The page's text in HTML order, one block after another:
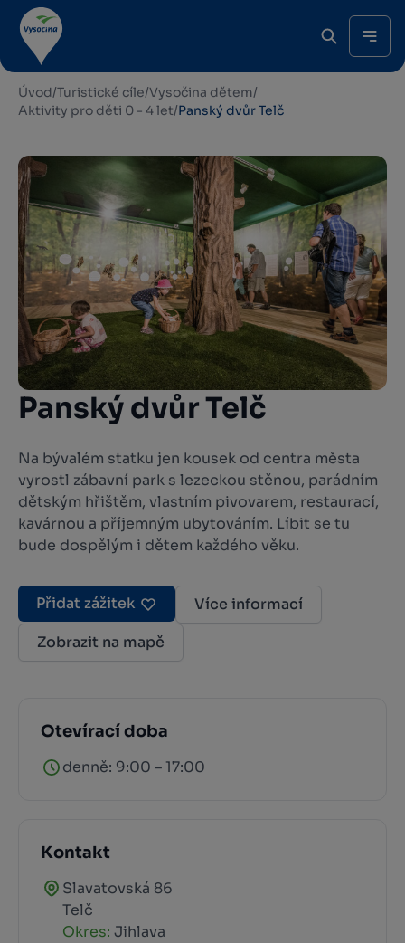
Úvod/Turistické cíle/Vysočina dětem/
Aktivity pro děti 0 - 4 let/Panský dvůr Telč
Panský dvůr Telč
Na bývalém statku jen kousek od centra města
vyrostl zábavní park s lezeckou stěnou, parádním
dětským hřištěm, vlastním pivovarem, restaurací,
kavárnou a příjemným ubytováním. Líbit se tu
bude dospělým i dětem každého věku.
Přidat zážitek
Více informací
Zobrazit na mapě
Otevírací doba
denně: 9:00 – 17:00
Kontakt
Slavatovská 86
Telč
Okres: Jihlava